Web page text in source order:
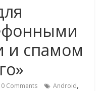
и спамом
0 Comments Android,